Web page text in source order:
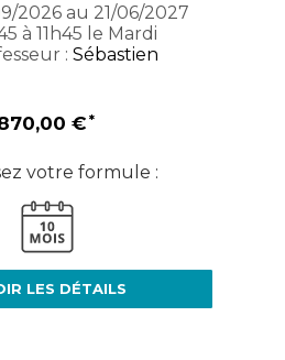
2026 au 21/06/2027
à 11h45 le Mardi
:Sébastien
€
votre formule :
LES DÉTAILS